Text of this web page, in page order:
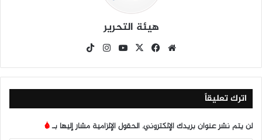
هيئة التحرير
موق
الوي
ب
في
وك
X
يوتي انس
م
k
اترك تعليقاً
لن يتم نشر عنوان بريدك الإلكتروني.الحقول الإلزامية مشار إليها بـ*